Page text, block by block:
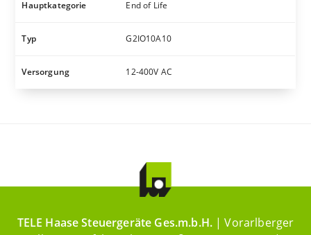
Hauptkategorie End of Life
Typ G2IO10A10
Versorgung 12-400V AC
TELE Haase Steuergeräte Ges.m.b.H. | Vorarlberger